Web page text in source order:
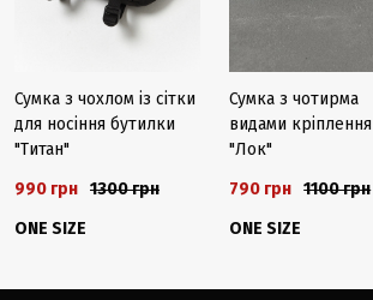
Сумка з чохлом із сітки
для носіння бутилки
"Титан"
990 грн 1300 грн
ONE SIZE
Сумка з чотирма
видами кріплення
"Лок"
790 грн 1100 грн
ONE SIZE